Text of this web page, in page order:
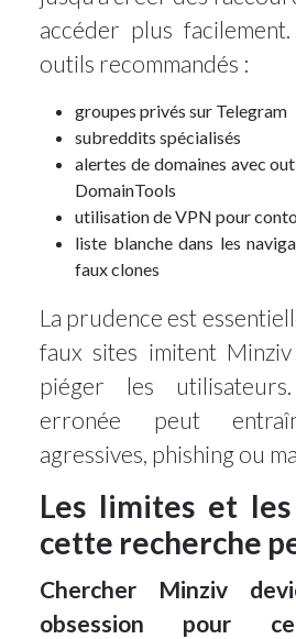
accéder plus
outils recommandés :
groupes privés sur Telegram
subreddits spécialisés
alertes de domaines avec
DomainTools
utilisation de VPN pour
liste blanche dans les
faux clones
La prudence est
faux sites imitent
piéger les
erronée peut
agressives, phishing ou
Les limites et
cette recherche
Chercher Minziv
obsession pour